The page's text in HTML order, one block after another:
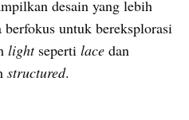
untuk bereksplorasi
light seperti lace dan
structured.